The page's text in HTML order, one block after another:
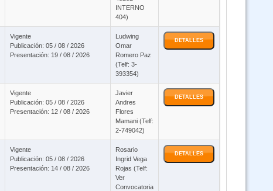
INTERNO
404)
Vigente
Publicación: 05 / 08 / 2026
Presentación: 19 / 08 / 2026
Ludwing
Omar
Romero Paz
(Telf: 3-
393354)
DETALLES
Vigente
Publicación: 05 / 08 / 2026
Presentación: 12 / 08 / 2026
Javier
Andres
Flores
Mamani (Telf:
2-749042)
DETALLES
Vigente
Publicación: 05 / 08 / 2026
Presentación: 14 / 08 / 2026
Rosario
Ingrid Vega
Rojas (Telf:
Ver
Convocatoria
DETALLES